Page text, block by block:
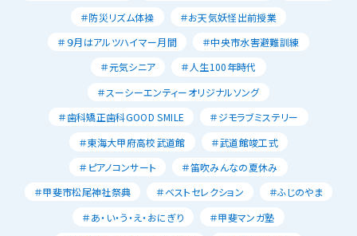
＃防災リズム体操
＃お天気妖怪出前授業
＃９月はアルツハイマー月間
＃中央市水害避難訓練
＃元気シニア
＃人生100年時代
＃スーシーエンティーオリジナルソング
＃歯科矯正歯科GOOD SMILE
＃ジモラブミステリー
＃東海大甲府高校武道館
＃武道館竣工式
＃ピアノコンサート
＃笛吹みんなの夏休み
＃甲斐市松尾神社祭典
＃ベストセレクション
＃ふじのやま
＃あ・い・う・え・おにぎり
＃甲斐マンガ塾